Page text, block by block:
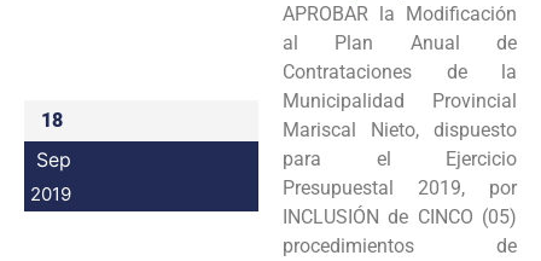
Programas
Intranet
18
Sep
2019
APROBAR la Modificación
al Plan Anual de
Contrataciones de la
Municipalidad Provincial
Mariscal Nieto, dispuesto
para el Ejercicio
Presupuestal 2019, por
INCLUSIÓN de CINCO (05)
procedimientos de